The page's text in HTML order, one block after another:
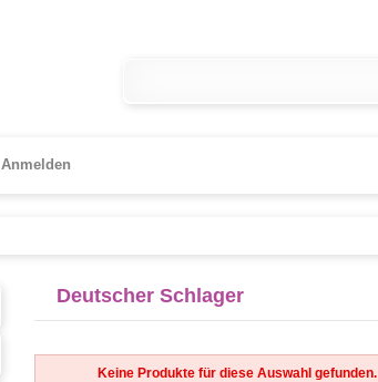
Anmelden
Deutscher Schlager
Keine Produkte für diese Auswahl gefunden.